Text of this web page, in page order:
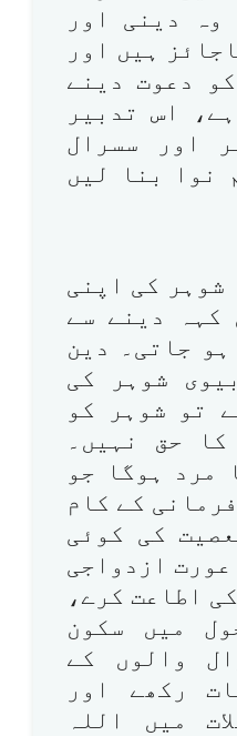
دینی اور
ہیں اور
دعوت دینے
اس تدبیر
اور سسرال
نوا بنا لیں
شوہر کی اپنی
کہہ دینے سے
جاتی۔ دین
شوہر کی
تو شوہر کو
کا حق نہیں۔
مرد ہوگا جو
کے کام
کی کوئی
ازدواجی
اطاعت کرے،
میں سکون
والوں کے
رکھے اور
میں اللہ